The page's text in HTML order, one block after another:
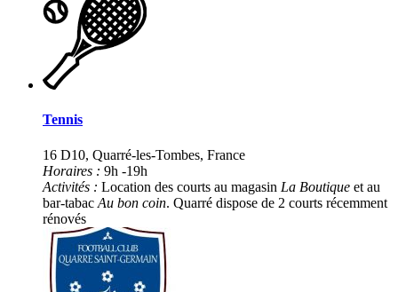
Tennis
16 D10, Quarré-les-Tombes, France
Horaires : 9h -19h
Activités : Location des courts au magasin La Boutique et au
bar-tabac Au bon coin. Quarré dispose de 2 courts récemment
rénovés